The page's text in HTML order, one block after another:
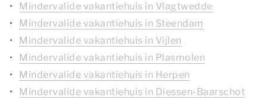
Mindervalide vakantiehuis in Vlagtwedde
Mindervalide vakantiehuis in Steendam
Mindervalide vakantiehuis in Vijlen
Mindervalide vakantiehuis in Plasmolen
Mindervalide vakantiehuis in Herpen
Mindervalide vakantiehuis in Diessen-Baarschot